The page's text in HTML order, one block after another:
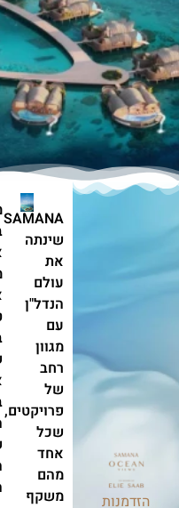
הזדמנות
SAMANA
שינתה
את
עולם
הנדל"ן
עם
מגוון
רחב
של
פרויקטים,
שכל
אחד
מהם
משקף